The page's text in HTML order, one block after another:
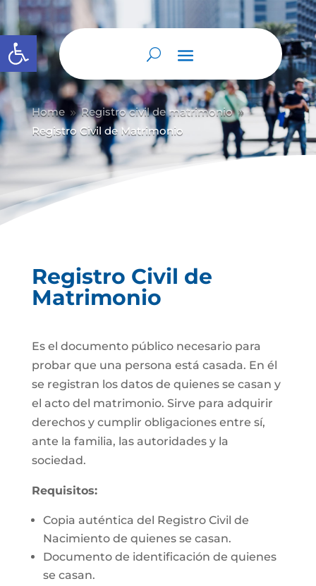
Abrir barra de herramientas
Home 9 Registro civil de matrimonio 9
Registro Civil de Matrimonio
Registro Civil de
Matrimonio
Es el documento público necesario para
probar que una persona está casada. En él
se registran los datos de quienes se casan y
el acto del matrimonio. Sirve para adquirir
derechos y cumplir obligaciones entre sí,
ante la familia, las autoridades y la
sociedad.
Requisitos:
Copia auténtica del Registro Civil de
Nacimiento de quienes se casan.
Documento de identificación de quienes
se casan.